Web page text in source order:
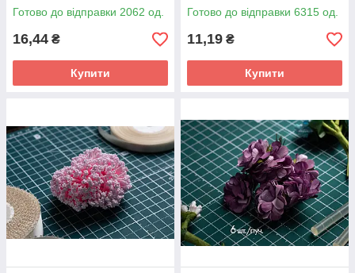
Готово до відправки 2062 од.
16,44 ₴
Купити
Готово до відправки 6315 од.
11,19 ₴
Купити